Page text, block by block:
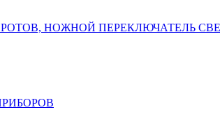
НОЖНОЙ ПЕРЕКЛЮЧАТЕЛЬ